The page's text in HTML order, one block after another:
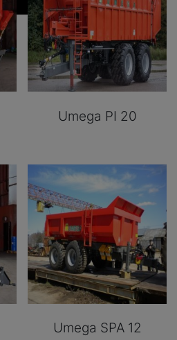
Umega PI 20
Umega SPA 12